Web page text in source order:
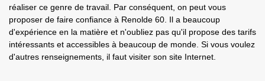
réaliser ce genre de travail. Par conséquent, on peut vous
proposer de faire confiance à Renolde 60. Il a beaucoup
d'expérience en la matière et n'oubliez pas qu'il propose des tarifs
intéressants et accessibles à beaucoup de monde. Si vous voulez
d'autres renseignements, il faut visiter son site Internet.